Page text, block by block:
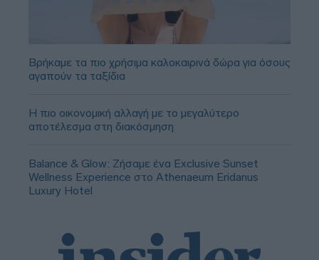
Βρήκαμε τα πιο χρήσιμα καλοκαιρινά δώρα για όσους
αγαπούν τα ταξίδια
Η πιο οικονομική αλλαγή με το μεγαλύτερο
αποτέλεσμα στη διακόσμηση
Balance & Glow: Ζήσαμε ένα Exclusive Sunset
Wellness Experience στο Athenaeum Eridanus
Luxury Hotel